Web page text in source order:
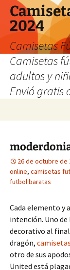
2024
Camisetas
Camisetas
adultos y
Envió gratis
26 de octubre de
online, camisetas
futbol baratas
Cada elemento y
intención. Uno
decorativo al
dragón,
otro de sus
United está